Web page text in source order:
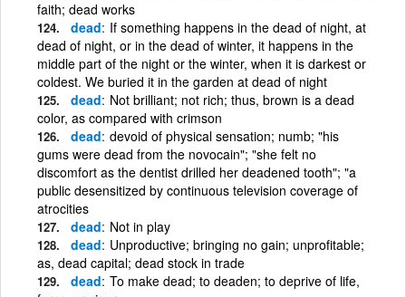
faith; dead works
dead If something happens in the dead of night, at
dead of night, or in the dead of winter, it happens in the
middle part of the night or the winter, when it is darkest or
coldest. We buried it in the garden at dead of night
dead Not brilliant; not rich; thus, brown is a dead
color, as compared with crimson
dead devoid of physical sensation; numb; "his
gums were dead from the novocain"; "she felt no
discomfort as the dentist drilled her deadened tooth"; "a
public desensitized by continuous television coverage of
atrocities
dead Not in play
dead Unproductive; bringing no gain; unprofitable;
as, dead capital; dead stock in trade
dead To make dead; to deaden; to deprive of life,